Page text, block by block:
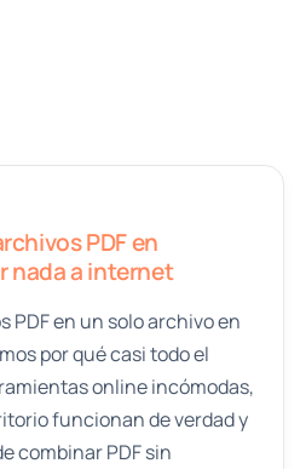
PDF en
nada a internet
PDF en un solo archivo en
por qué casi todo el
online incómodas,
funcionan de verdad y
combinar PDF sin